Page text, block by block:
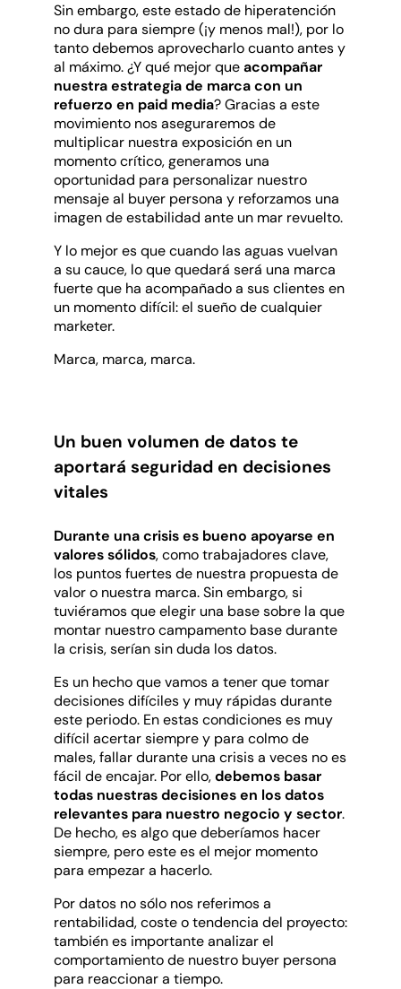
Sin embargo, este estado de hiperatención
no dura para siempre (¡y menos mal!), por lo
tanto debemos aprovecharlo cuanto antes y
al máximo. ¿Y qué mejor queacompañar
nuestra estrategia de marca con un
refuerzo en paid media? Gracias a este
movimiento nos aseguraremos de
multiplicar nuestra exposición en un
momento crítico, generamos una
oportunidad para personalizar nuestro
mensaje al buyer persona y reforzamos una
imagen de estabilidad ante un mar revuelto.
Y lo mejor es que cuando las aguas vuelvan
a su cauce, lo que quedará será una marca
fuerte que ha acompañado a sus clientes en
un momento difícil: el sueño de cualquier
marketer.
Marca, marca, marca.
Un buen volumen de datos te
aportará seguridad en decisiones
vitales
Durante una crisis es bueno apoyarse en
valores sólidos, como trabajadores clave,
los puntos fuertes de nuestra propuesta de
valor o nuestra marca. Sin embargo, si
tuviéramos que elegir una base sobre la que
montar nuestro campamento base durante
la crisis, serían sin duda los datos.
Es un hecho que vamos a tener que tomar
decisiones difíciles y muy rápidas durante
este periodo. En estas condiciones es muy
difícil acertar siempre y para colmo de
males, fallar durante una crisis a veces no es
fácil de encajar. Por ello,debemos basar
todas nuestras decisiones en los datos
relevantes para nuestro negocio y sector.
De hecho, es algo que deberíamos hacer
siempre, pero este es el mejor momento
para empezar a hacerlo.
Por datos no sólo nos referimos a
rentabilidad, coste o tendencia del proyecto:
también es importante analizar el
comportamiento de nuestro buyer persona
para reaccionar a tiempo.